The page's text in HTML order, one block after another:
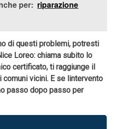
per: riparazione
di questi problemi, potresti
Loreo: chiama subito lo
certificato, ti raggiunge il
vicini. E se lintervento
passo dopo passo per